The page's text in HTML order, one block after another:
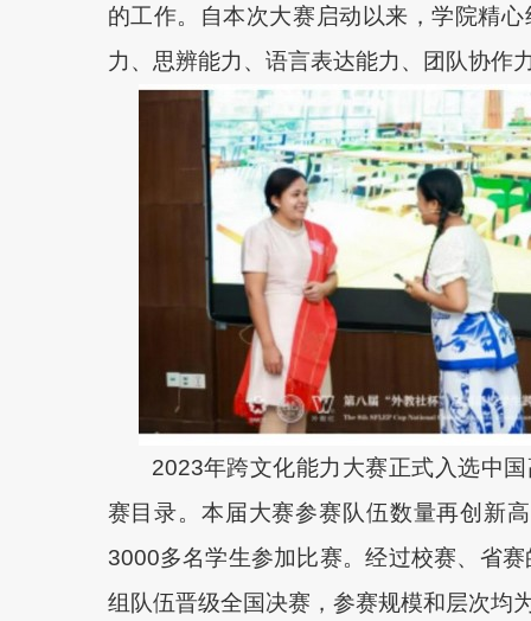
的工作。自本次大赛启动以来，学院精
力、思辨能力、语言表达能力、团队协作
2023年跨文化能力大赛正式入选中
赛目录。本届大赛参赛队伍数量再创新
3000多名学生参加比赛。经过校赛、省
组队伍晋级全国决赛，参赛规模和层次